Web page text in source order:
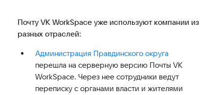
Почту VK WorkSpace уже используют компании из
разных отраслей:
Администрация Правдинского округа
перешла на серверную версию Почты VK
WorkSpace. Через нее сотрудники ведут
переписку с органами власти и жителями